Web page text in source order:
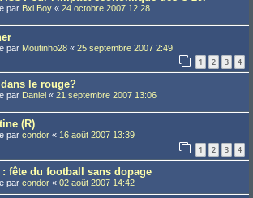
par Bxl Boy « 24 octobre 2007 12:28
par Moutinho28 « 25 septembre 2007 2:49
1 2 3 4
le rouge?
par Daniel « 21 septembre 2007 13:06
(R)
par condor « 16 août 2007 13:39
1 2 3 4
: fête du football sans dopage
par condor « 02 août 2007 14:42